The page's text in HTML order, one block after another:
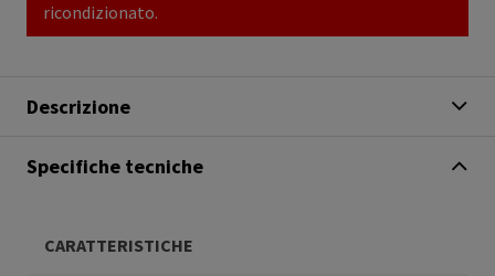
ricondizionato.
Descrizione
Specifiche tecniche
CARATTERISTICHE